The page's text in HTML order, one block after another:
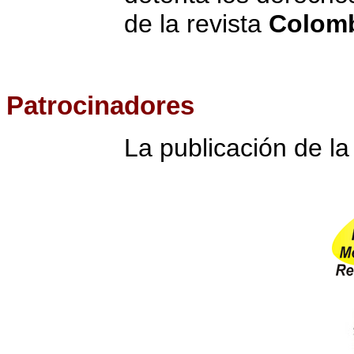
de la revista
Patrocinadores
La publicación de